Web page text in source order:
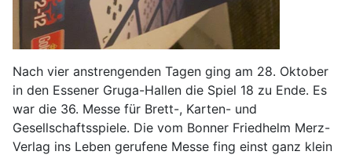
Nach vier anstrengenden Tagen ging am 28. Oktober
in den Essener Gruga-Hallen die Spiel 18 zu Ende. Es
war die 36. Messe für Brett-, Karten- und
Gesellschaftsspiele. Die vom Bonner Friedhelm Merz-
Verlag ins Leben gerufene Messe fing einst ganz klein